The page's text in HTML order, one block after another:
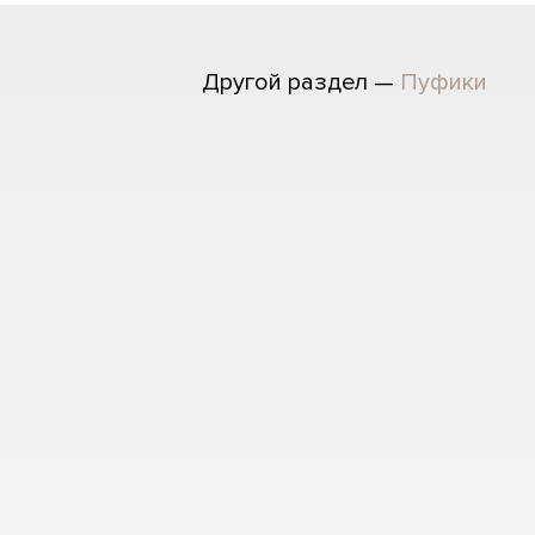
Другой раздел — Пуфики